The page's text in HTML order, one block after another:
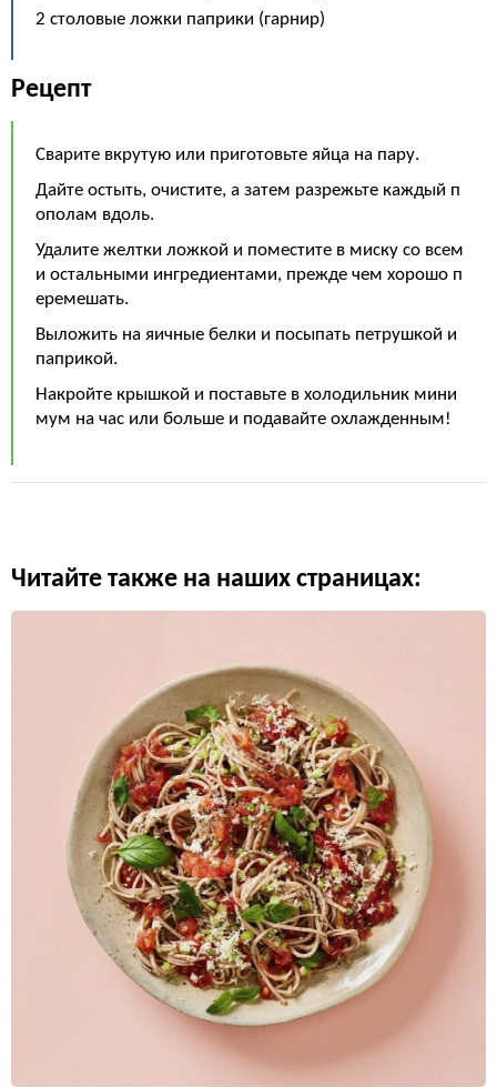
2 столовые ложки паприки (гарнир)
Рецепт
Сварите вкрутую или приготовьте яйца на пару.
Дайте остыть, очистите, а затем разрежьте каждый п
ополам вдоль.
Удалите желтки ложкой и поместите в миску со всем
и остальными ингредиентами, прежде чем хорошо п
еремешать.
Выложить на яичные белки и посыпать петрушкой и
паприкой.
Накройте крышкой и поставьте в холодильник мини
мум на час или больше и подавайте охлажденным!
Читайте также на наших страницах: